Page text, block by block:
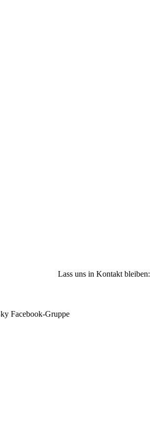
Lass uns in Kontakt bleiben:
Facebook-Gruppe